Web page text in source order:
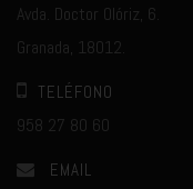
Avda. Doctor Olóriz, 6.
Granada, 18012.
TELÉFONO
958 27 80 60
EMAIL